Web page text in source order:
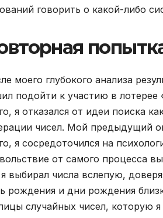
говорить о какой-либо
моего глубокого анализа
подойти к участию в
я отказался от идеи поиска
чисел. Мой предыдущий
я сосредоточился на
от самого процесса
я выбирал числа вслепую,
рождения и дни рождения
случайных чисел, которую я